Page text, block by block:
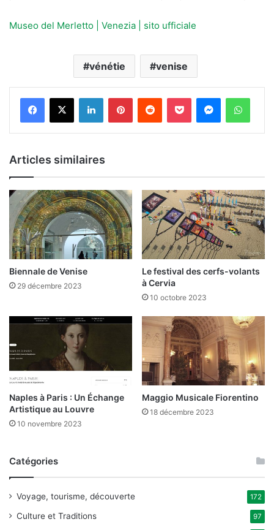
Museo del Merletto | Venezia | sito ufficiale
vénétie venise
LinkedinPinterestReddit Pocket Messenger
Articles similaires
Biennale de Venise
29 décembre 2023
Le festival des cerfs-volants
à Cervia
10 octobre 2023
Naples à Paris : Un Échange
Artistique au Louvre
10 novembre 2023
Maggio Musicale Fiorentino
18 décembre 2023
Catégories
Voyage, tourisme, découverte 172
Culture et Traditions 97